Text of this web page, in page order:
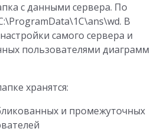
с данными сервера. По
В
самого сервера и
пользователями диаграмм
хранятся:
и промежуточных